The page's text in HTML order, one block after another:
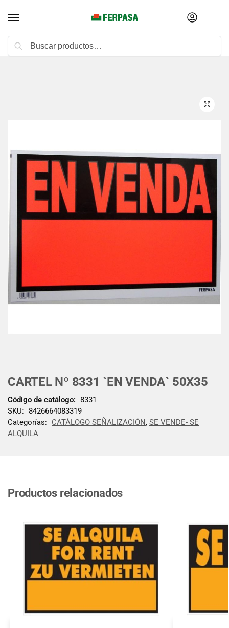
CARTEL Nº 8331 `EN VENDA` 50X35
Código de catálogo: 8331
SKU: 8426664083319
Categorías:
CATÁLOGO SEÑALIZACIÓN, SE VENDE- SE
ALQUILA
Productos relacionados